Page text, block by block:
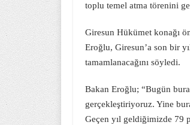
toplu temel atma törenini
Giresun Hükümet konağı
Eroğlu, Giresun’a son bir
tamamlanacağını söyledi.
Bakan Eroğlu; “Bugün
gerçekleştiriyoruz. Yine
Geçen yıl geldiğimizde 79